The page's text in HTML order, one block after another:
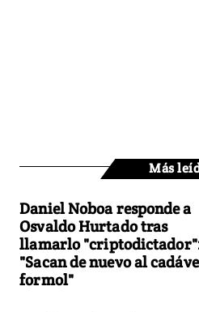
Más
Daniel Noboa responde a
Osvaldo Hurtado tras
llamarlo
"Sacan de nuevo al
formol"